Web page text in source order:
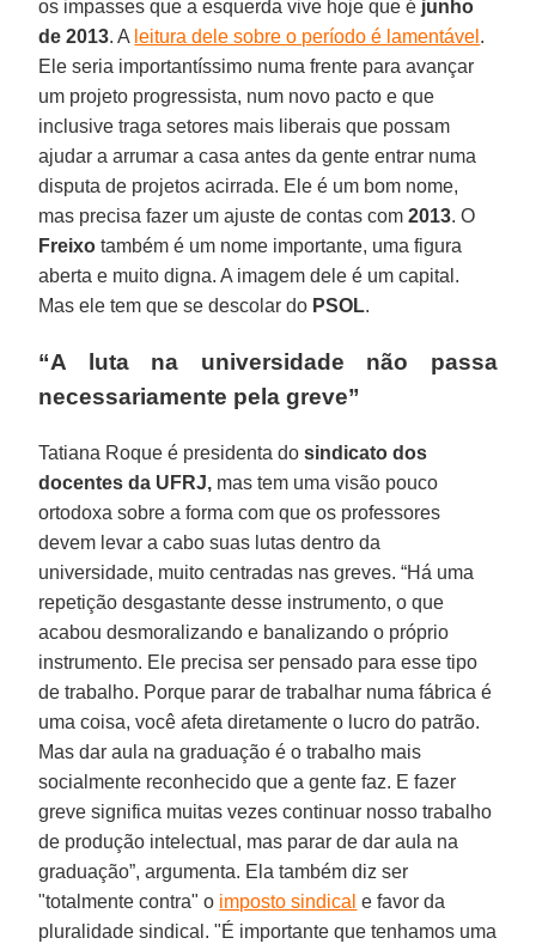
os impasses que a esquerda vive hoje que é junho
de 2013. A leitura dele sobre o período é lamentável .
Ele seria importantíssimo numa frente para avançar
um projeto progressista, num novo pacto e que
inclusive traga setores mais liberais que possam
ajudar a arrumar a casa antes da gente entrar numa
disputa de projetos acirrada. Ele é um bom nome,
mas precisa fazer um ajuste de contas com2013. O
Freixo também é um nome importante, uma figura
aberta e muito digna. A imagem dele é um capital.
Mas ele tem que se descolar do PSOL.
“A luta na universidade não passa
necessariamente pela greve”
Tatiana Roque é presidenta dosindicato dos
docentes da UFRJ, mas tem uma visão pouco
ortodoxa sobre a forma com que os professores
devem levar a cabo suas lutas dentro da
universidade, muito centradas nas greves. “Há uma
repetição desgastante desse instrumento, o que
acabou desmoralizando e banalizando o próprio
instrumento. Ele precisa ser pensado para esse tipo
de trabalho. Porque parar de trabalhar numa fábrica é
uma coisa, você afeta diretamente o lucro do patrão.
Mas dar aula na graduação é o trabalho mais
socialmente reconhecido que a gente faz. E fazer
greve significa muitas vezes continuar nosso trabalho
de produção intelectual, mas parar de dar aula na
graduação”, argumenta. Ela também diz ser
"totalmente contra" o imposto sindical e favor da
pluralidade sindical. "É importante que tenhamos uma